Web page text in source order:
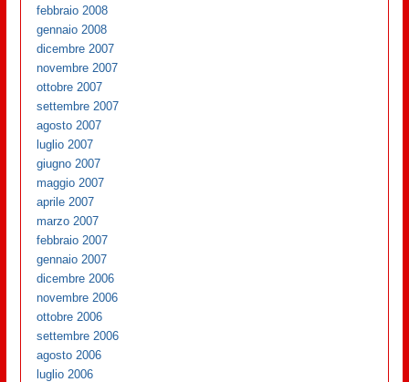
febbraio 2008
gennaio 2008
dicembre 2007
novembre 2007
ottobre 2007
settembre 2007
agosto 2007
luglio 2007
giugno 2007
maggio 2007
aprile 2007
marzo 2007
febbraio 2007
gennaio 2007
dicembre 2006
novembre 2006
ottobre 2006
settembre 2006
agosto 2006
luglio 2006